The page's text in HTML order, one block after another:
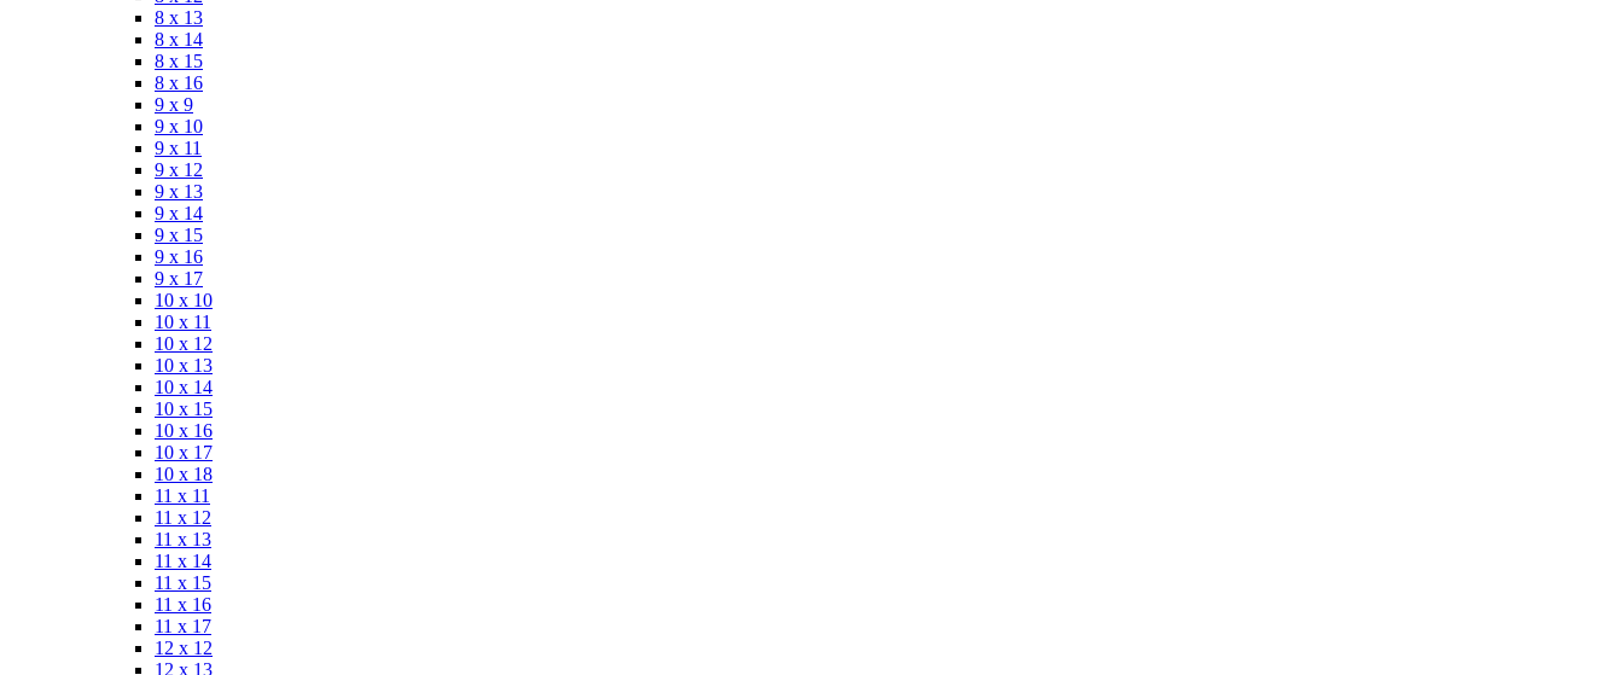
8 x 13
8 x 14
8 x 15
8 x 16
9 x 9
9 x 10
9 x 11
9 x 12
9 x 13
9 x 14
9 x 15
9 x 16
9 x 17
10 x 10
10 x 11
10 x 12
10 x 13
10 x 14
10 x 15
10 x 16
10 x 17
10 x 18
11 x 11
11 x 12
11 x 13
11 x 14
11 x 15
11 x 16
11 x 17
12 x 12
12 x 13